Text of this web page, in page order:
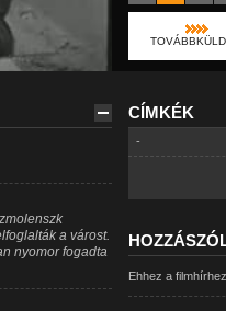
a várost.
nyomor fogadta
CÍMKÉK
-
Ehhez a